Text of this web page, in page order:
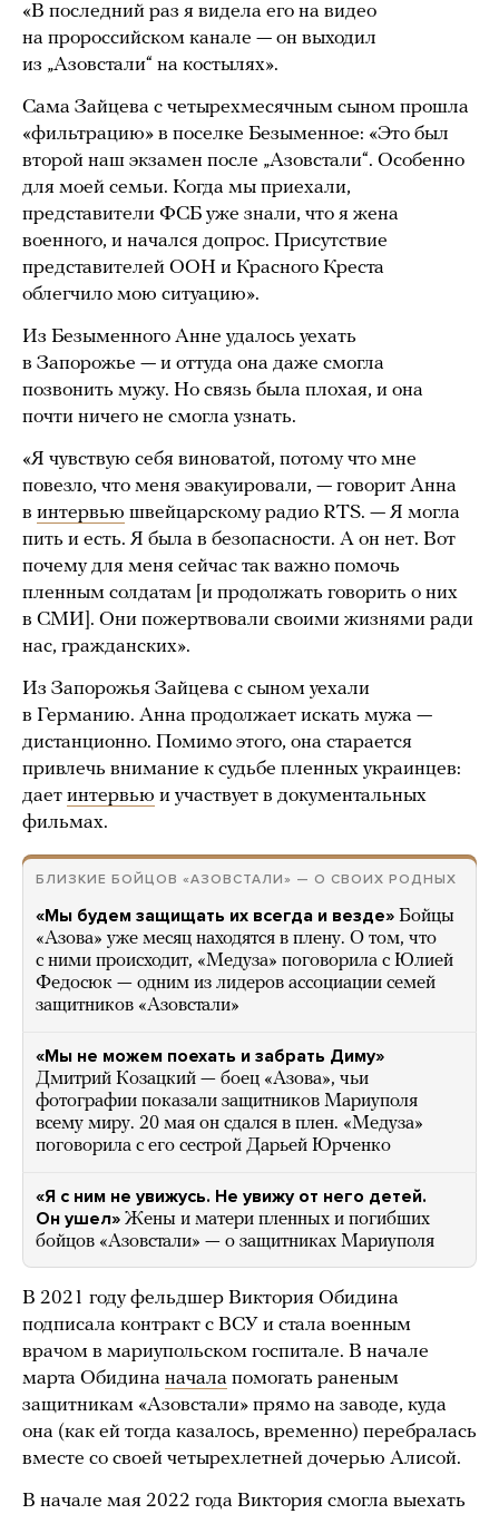
«В последний раз я видела его на видео
на пророссийском канале — он выходил
из „Азовстали“ на костылях».
Сама Зайцева с четырехмесячным сыном прошла
«фильтрацию» в поселке Безыменное: «Это был
второй наш экзамен после „Азовстали“. Особенно
для моей семьи. Когда мы приехали,
представители ФСБ уже знали, что я жена
военного, и начался допрос. Присутствие
представителей ООН и Красного Креста
облегчило мою ситуацию».
Из Безыменного Анне удалось уехать
в Запорожье — и оттуда она даже смогла
позвонить мужу. Но связь была плохая, и она
почти ничего не смогла узнать.
«Я чувствую себя виноватой, потому что мне
повезло, что меня эвакуировали, — говорит Анна
в интервью швейцарскому радио RTS. — Я могла
пить и есть. Я была в безопасности. А он нет. Вот
почему для меня сейчас так важно помочь
пленным солдатам [и продолжать говорить о них
в СМИ]. Они пожертвовали своими жизнями ради
нас, гражданских».
Из Запорожья Зайцева с сыном уехали
в Германию. Анна продолжает искать мужа —
дистанционно. Помимо этого, она старается
привлечь внимание к судьбе пленных украинцев:
дает интервью и участвует в документальных
фильмах.
БЛИЗКИЕ БОЙЦОВ «АЗОВСТАЛИ» — О СВОИХ РОДНЫХ
«Мы будем защищать их всегда и везде» Бойцы
«Азова» уже месяц находятся в плену. О том, что
с ними происходит, «Медуза» поговорила с Юлией
Федосюк — одним из лидеров ассоциации семей
защитников «Азовстали»
«Мы не можем поехать и забрать Диму»
Дмитрий Козацкий — боец «Азова», чьи
фотографии показали защитников Мариуполя
всему миру. 20 мая он сдался в плен. «Медуза»
поговорила с его сестрой Дарьей Юрченко
«Я с ним не увижусь. Не увижу от него детей.
Он ушел» Жены и матери пленных и погибших
бойцов «Азовстали» — о защитниках Мариуполя
В 2021 году фельдшер Виктория Обидина
подписала контракт с ВСУ и стала военным
врачом в мариупольском госпитале. В начале
марта Обидина начала помогать раненым
защитникам «Азовстали» прямо на заводе, куда
она (как ей тогда казалось, временно) перебралась
вместе со своей четырехлетней дочерью Алисой.
В начале мая 2022 года Виктория смогла выехать